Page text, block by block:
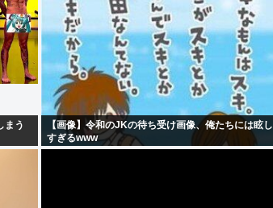
まう
【画像】令和のJKの待ち受け画像、俺たちには眩し
すぎるwww